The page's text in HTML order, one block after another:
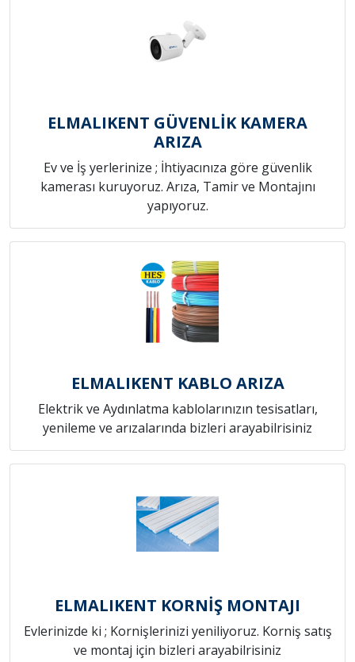
ELMALIKENT GÜVENLİK KAMERA
ARIZA
Ev ve İş yerlerinize ; İhtiyacınıza göre güvenlik
kamerası kuruyoruz. Arıza, Tamir ve Montajını
yapıyoruz.
ELMALIKENT KABLO ARIZA
Elektrik ve Aydınlatma kablolarınızın tesisatları,
yenileme ve arızalarında bizleri arayabilrisiniz
ELMALIKENT KORNİŞ MONTAJI
Evlerinizde ki ; Kornişlerinizi yeniliyoruz. Korniş satış
ve montaj için bizleri arayabilrisiniz